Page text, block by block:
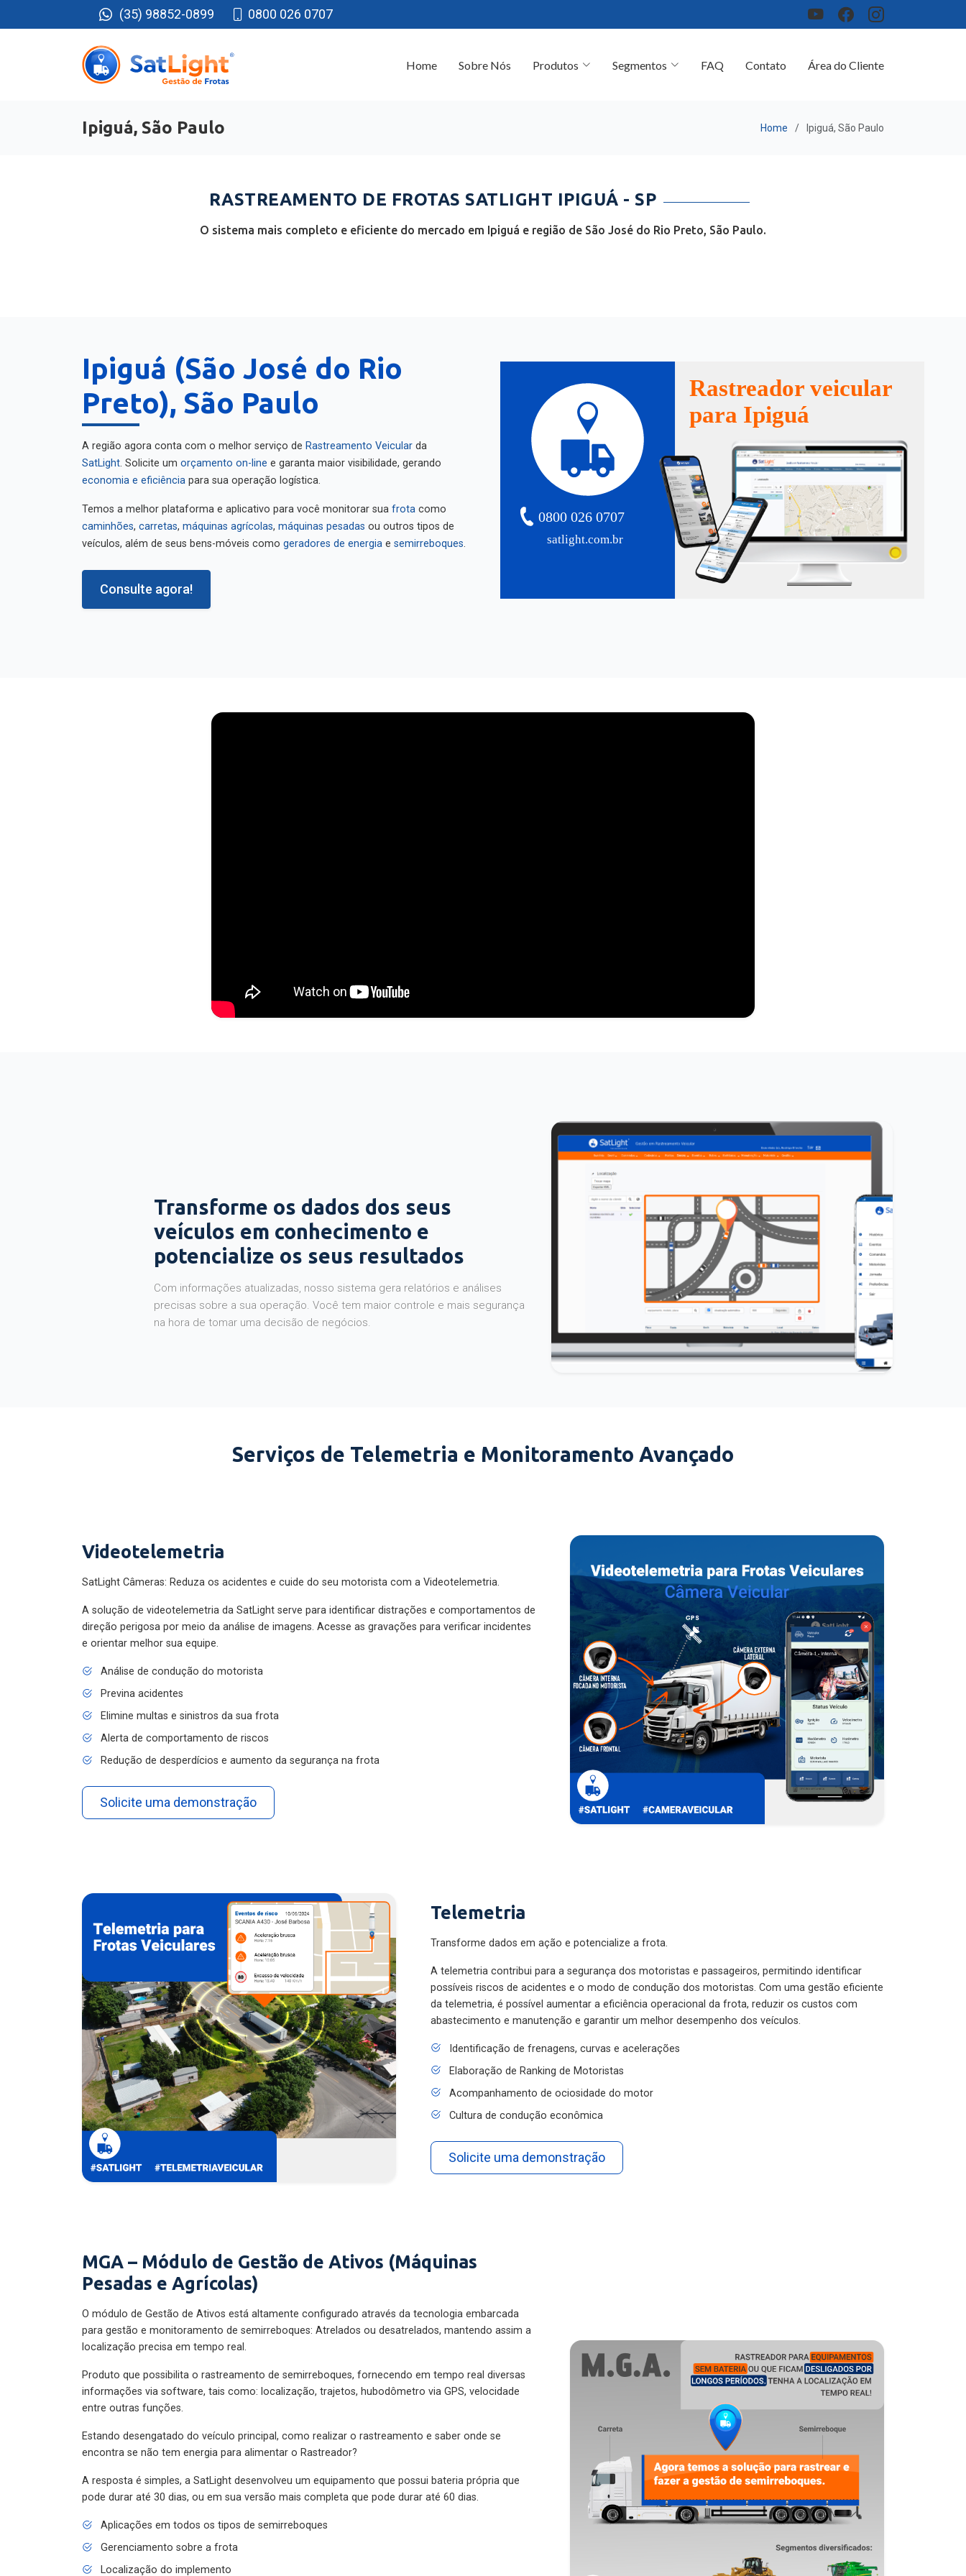
(35) 98852-0899 0800 026 0707
Home Sobre Nós Produtos Segmentos FAQ Contato Área do Cliente
Ipiguá, São Paulo Home Ipiguá, São Paulo
RASTREAMENTO DE FROTAS SATLIGHT IPIGUÁ - SP
O sistema mais completo e eficiente do mercado em Ipiguá e região de São José do Rio Preto, São Paulo.
Ipiguá (São José do Rio
Preto), São Paulo
A região agora conta com o melhor serviço de Rastreamento Veicular da
SatLight. Solicite um orçamento on-line e garanta maior visibilidade, gerando
economia e eficiência para sua operação logística.
Temos a melhor plataforma e aplicativo para você monitorar sua frota como
caminhões, carretas, máquinas agrícolas, máquinas pesadas ou outros tipos de
veículos, além de seus bens-móveis como geradores de energia e semirreboques.
Consulte agora!
satlight.com.br
0800 026 0707
Rastreador veicular
para Ipiguá
Transforme os dados dos seus
veículos em conhecimento e
potencialize os seus resultados
Com informações atualizadas, nosso sistema gera relatórios e análises
precisas sobre a sua operação. Você tem maior controle e mais segurança
na hora de tomar uma decisão de negócios.
Serviços de Telemetria e Monitoramento Avançado
Videotelemetria
SatLight Câmeras: Reduza os acidentes e cuide do seu motorista com a Videotelemetria.
A solução de videotelemetria da SatLight serve para identificar distrações e comportamentos de
direção perigosa por meio da análise de imagens. Acesse as gravações para verificar incidentes
e orientar melhor sua equipe.
Análise de condução do motorista
Previna acidentes
Elimine multas e sinistros da sua frota
Alerta de comportamento de riscos
Redução de desperdícios e aumento da segurança na frota
Solicite uma demonstração
Telemetria
Transforme dados em ação e potencialize a frota.
A telemetria contribui para a segurança dos motoristas e passageiros, permitindo identificar
possíveis riscos de acidentes e o modo de condução dos motoristas. Com uma gestão eficiente
da telemetria, é possível aumentar a eficiência operacional da frota, reduzir os custos com
abastecimento e manutenção e garantir um melhor desempenho dos veículos.
Identificação de frenagens, curvas e acelerações
Elaboração de Ranking de Motoristas
Acompanhamento de ociosidade do motor
Cultura de condução econômica
Solicite uma demonstração
MGA – Módulo de Gestão de Ativos (Máquinas
Pesadas e Agrícolas)
O módulo de Gestão de Ativos está altamente configurado através da tecnologia embarcada
para gestão e monitoramento de semirreboques: Atrelados ou desatrelados, mantendo assim a
localização precisa em tempo real.
Produto que possibilita o rastreamento de semirreboques, fornecendo em tempo real diversas
informações via software, tais como: localização, trajetos, hubodômetro via GPS, velocidade
entre outras funções.
Estando desengatado do veículo principal, como realizar o rastreamento e saber onde se
encontra se não tem energia para alimentar o Rastreador?
A resposta é simples, a SatLight desenvolveu um equipamento que possui bateria própria que
pode durar até 30 dias, ou em sua versão mais completa que pode durar até 60 dias.
Aplicações em todos os tipos de semirreboques
Gerenciamento sobre a frota
Localização do implemento